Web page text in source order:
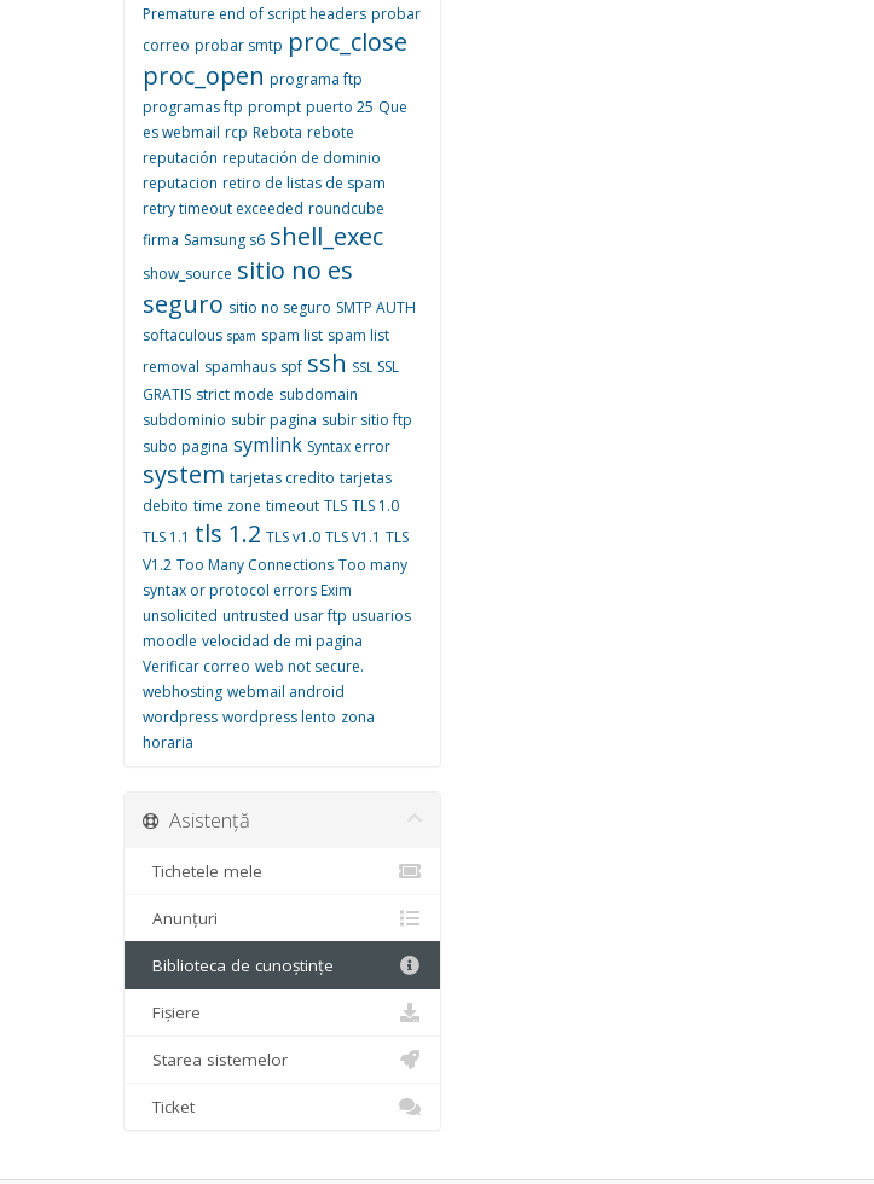
Premature end of script headers probar
correo probar smtp proc_close
proc_open programa ftp
programas ftp prompt puerto 25 Que
es webmail rcp Rebota rebote
reputación reputación de dominio
reputacion retiro de listas de spam
retry timeout exceeded roundcube
firma Samsung s6 shell_exec
show_source sitio no es
seguro sitio no seguro SMTP AUTH
softaculous spam spam list spam list
removal spamhaus spf ssh SSL SSL
GRATIS strict mode subdomain
subdominio subir pagina subir sitio ftp
subo pagina symlink Syntax error
system tarjetas credito tarjetas
debito time zone timeout TLS TLS 1.0
TLS 1.1 tls 1.2 TLS v1.0 TLS V1.1 TLS
V1.2 Too Many Connections Too many
syntax or protocol errors Exim
unsolicited untrusted usar ftp usuarios
moodle velocidad de mi pagina
Verificar correo web not secure.
webhosting webmail android
wordpress wordpress lento zona
horaria
Asistență
Tichetele mele
Anunțuri
Biblioteca de cunoștințe
Fișiere
Starea sistemelor
Ticket